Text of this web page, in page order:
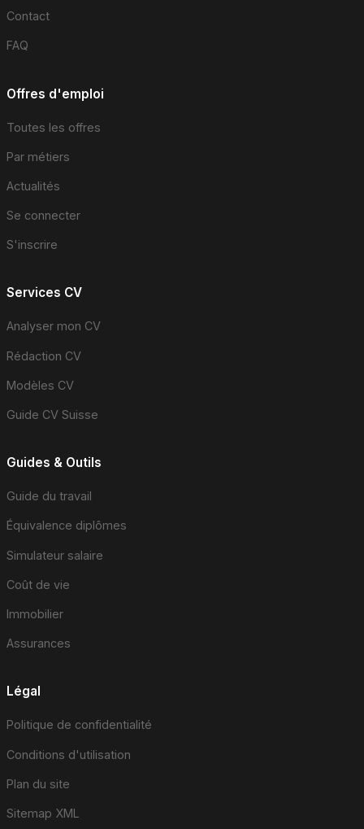
Contact
FAQ
Offres d'emploi
Toutes les offres
Par métiers
Actualités
Se connecter
S'inscrire
Services CV
Analyser mon CV
Rédaction CV
Modèles CV
Guide CV Suisse
Guides & Outils
Guide du travail
Équivalence diplômes
Simulateur salaire
Coût de vie
Immobilier
Assurances
Légal
Politique de confidentialité
Conditions d'utilisation
Plan du site
Sitemap XML